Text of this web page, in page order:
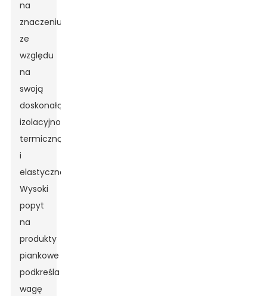
na
znaczeniu
ze
względu
na
swoją
doskonałą
izolacyjność
termiczną
i
elastyczność.
Wysoki
popyt
na
produkty
piankowe
podkreśla
wagę